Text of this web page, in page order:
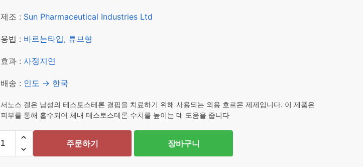
₩ 116,240.₩ 105,240.
제조 : Sun Pharmaceutical Industries Ltd
용법 : 바르는타입, 튜브형
효과 : 사정지연
배송 : 인도 → 한국
서노스 겔은 남성의 테스토스테론 결핍을 치료하기 위해 사용되는 외용 호르몬 제제입니다. 이 제품은
피부를 통해 흡수되어 체내 테스토스테론 수치를 높이는 데 도움을 줍니다
주문하기 장바구니